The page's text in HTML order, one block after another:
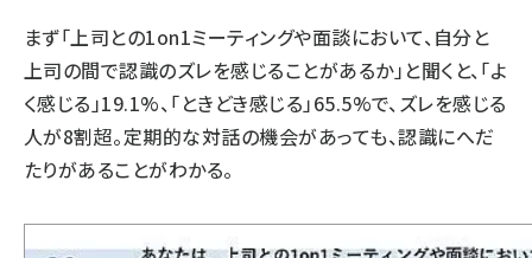
まず「上司との1on1ミーティングや面談において、自分と
上司の間で認識のズレを感じることがあるか」と聞くと、「よ
く感じる」19.1%、「ときどき感じる」65.5%で、ズレを感じる
人が8割超。定期的な対話の機会があっても、認識にへだ
たりがあることがわかる。